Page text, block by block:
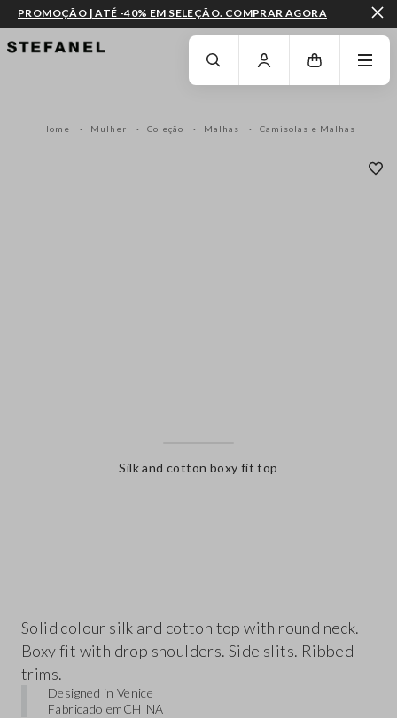
IR PARA O CONTEÚDO PRINCIPAL DESÇA ATÉ AO FIM DA PÁGINA
PROMOÇÃO | ATÉ -40% EM SELEÇÃO. COMPRAR AGORA
Home Mulher Coleção Malhas Camisolas e Malhas
Silk and cotton boxy fit top
Solid colour silk and cotton top with round neck.
Boxy fit with drop shoulders. Side slits. Ribbed
trims.
Designed in Venice
Fabricado emCHINA